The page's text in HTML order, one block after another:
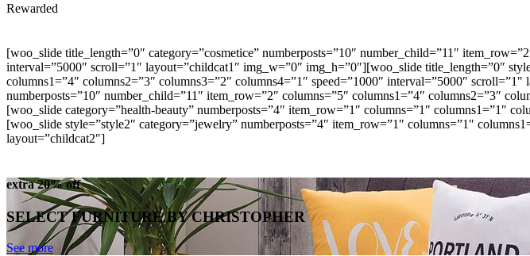
Rewarded
[woo_slide title_length=”0″ category=”cosmetice” numberposts=”10″ number_child=”11″
interval=”5000″ scroll=”1″ layout=”childcat1″ img_w=”0″ img_h=”0″][woo_slide title_length=”0″
columns1=”4″ columns2=”3″ columns3=”2″ columns4=”1″ speed=”1000″ interval=”5000″
numberposts=”10″ number_child=”11″ item_row=”2″ columns=”5″ columns1=”4″ columns2=”3″
[woo_slide category=”health-beauty” numberposts=”4″ item_row=”1″ columns=”1″ columns1=”1″
[woo_slide style=”style2″ category=”jewelry” numberposts=”4″ item_row=”1″ columns=”1″
layout=”childcat2″]
extra 20% off
SELECT FURNITURE BY CHRISTOPHER
See more